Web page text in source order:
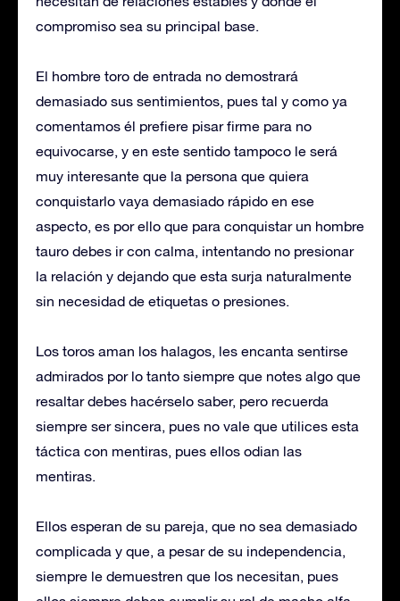
compromiso sea su principal base.
El hombre toro de entrada no demostrará
demasiado sus sentimientos, pues tal y como ya
comentamos él prefiere pisar firme para no
equivocarse, y en este sentido tampoco le será
muy interesante que la persona que quiera
conquistarlo vaya demasiado rápido en ese
aspecto, es por ello que para conquistar un hombre
tauro debes ir con calma, intentando no presionar
la relación y dejando que esta surja naturalmente
sin necesidad de etiquetas o presiones.
Los toros aman los halagos, les encanta sentirse
admirados por lo tanto siempre que notes algo que
resaltar debes hacérselo saber, pero recuerda
siempre ser sincera, pues no vale que utilices esta
táctica con mentiras, pues ellos odian las
mentiras.
Ellos esperan de su pareja, que no sea demasiado
complicada y que, a pesar de su independencia,
siempre le demuestren que los necesitan, pues